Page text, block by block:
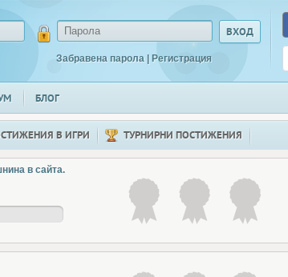
Забравена парола | Регистрация
БЛОГ
В ИГРИ ТУРНИРНИ ПОСТИЖЕНИЯ
в сайта.